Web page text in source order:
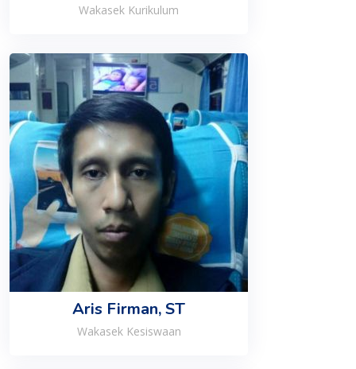
Wakasek Kurikulum
Aris Firman, ST
Wakasek Kesiswaan